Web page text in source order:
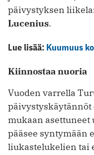
päivystyksen
Lucenius.
Lue lisää: Kuumuus
Kiinnostaa nuoria
Vuoden varrella
päivystyskäytännöt
mukaan
pääsee syntymään
liukastelukelien tai